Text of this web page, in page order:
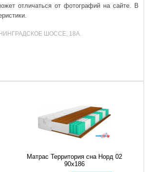
отличаться от фотографий на сайте. В
ШОССЕ, 18А.
Матрас Территория сна Норд 02
90x186